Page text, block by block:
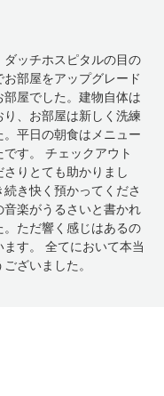
ッチホスピタルの目の
部屋をアップグレード
屋でした。建物自体は
、お部屋は新しく洗練
平日の朝食はメニュー
す。 チェックアウト
りとても助かりまし
き快く預かってくださ
楽がうるさいと書かれ
ただ響く感じはあるの
す。 全てにおいて本当
ざいました。